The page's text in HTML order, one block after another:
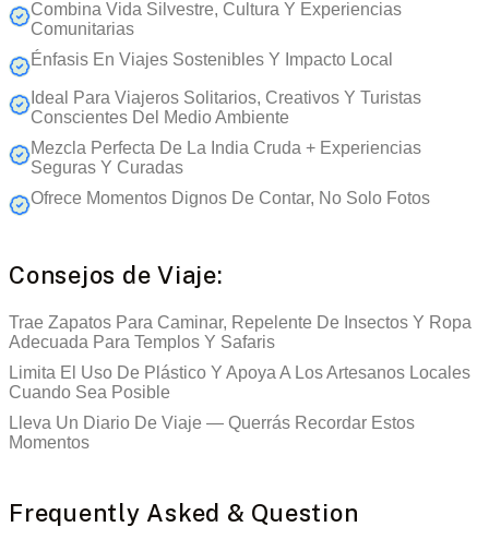
Combina Vida Silvestre, Cultura Y Experiencias
Comunitarias
Énfasis En Viajes Sostenibles Y Impacto Local
Ideal Para Viajeros Solitarios, Creativos Y Turistas
Conscientes Del Medio Ambiente
Mezcla Perfecta De La India Cruda + Experiencias
Seguras Y Curadas
Ofrece Momentos Dignos De Contar, No Solo Fotos
Consejos de Viaje:
Trae Zapatos Para Caminar, Repelente De Insectos Y Ropa
Adecuada Para Templos Y Safaris
Limita El Uso De Plástico Y Apoya A Los Artesanos Locales
Cuando Sea Posible
Lleva Un Diario De Viaje — Querrás Recordar Estos
Momentos
Frequently Asked & Question